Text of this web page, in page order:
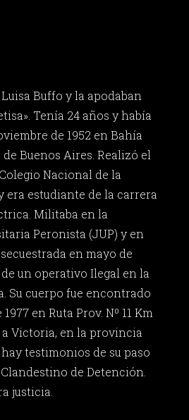
Buffo y la apodaban
Tenía 24 años y había
de 1952 en Bahía
Buenos Aires. Realizó el
Nacional de la
era estudiante de la carrera
Militaba en la
Peronista (JUP) y en
en mayo de
de un operativo Ilegal en la
Su cuerpo fue encontrado
en Ruta Prov. Nº 11 Km
a Victoria, en la provincia
testimonios de su paso
de Detención.
justicia.